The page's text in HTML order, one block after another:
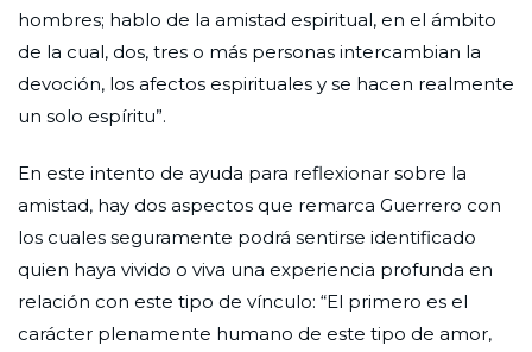
hombres; hablo de la amistad espiritual, en el ámbito
de la cual, dos, tres o más personas intercambian la
devoción, los afectos espirituales y se hacen realmente
un solo espíritu”.
En este intento de ayuda para reflexionar sobre la
amistad, hay dos aspectos que remarca Guerrero con
los cuales seguramente podrá sentirse identificado
quien haya vivido o viva una experiencia profunda en
relación con este tipo de vínculo: “El primero es el
carácter plenamente humano de este tipo de amor,